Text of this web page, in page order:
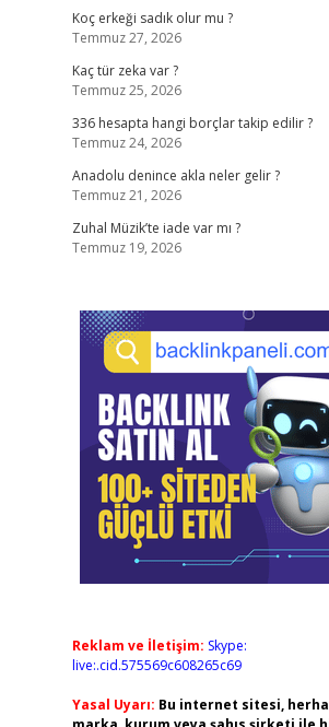
Koç erkeği sadık olur mu ?
Temmuz 27, 2026
Kaç tür zeka var ?
Temmuz 25, 2026
336 hesapta hangi borçlar takip edilir ?
Temmuz 24, 2026
Anadolu denince akla neler gelir ?
Temmuz 21, 2026
Zuhal Müzik’te iade var mı ?
Temmuz 19, 2026
Reklam ve İletişim: Skype:
live:.cid.575569c608265c69
Yasal Uyarı: Bu internet sitesi,